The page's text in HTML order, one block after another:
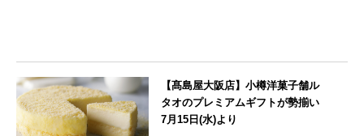
【髙島屋大阪店】小樽洋菓子舗ル
タオのプレミアムギフトが勢揃い
7月15日(水)より